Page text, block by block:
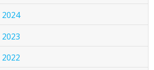
2024
2023
2022